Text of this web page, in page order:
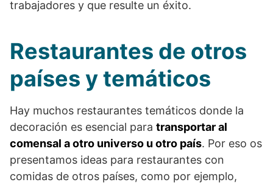
trabajadores y que resulte un éxito.
Restaurantes de otros
países y temáticos
Hay muchos restaurantes temáticos donde la
decoración es esencial para transportar al
comensal a otro universo u otro país. Por eso os
presentamos ideas para restaurantes con
comidas de otros países, como por ejemplo,